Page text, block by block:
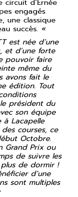
circuit d’Ernée
engagés
une classique
succès. «
est née d’une
et d’une forte
pouvoir faire
même du
avons fait le
édition. Tout
président du
son équipe
à Lacapelle
courses, ce
Octobre.
Grand Prix ou
de suivre les
de dormir !
d’une
sont multiples